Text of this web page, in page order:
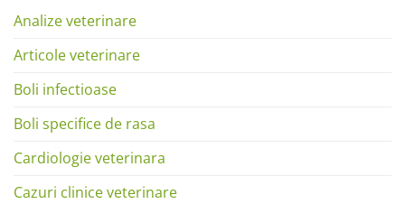
Analize veterinare
Articole veterinare
Boli infectioase
Boli specifice de rasa
Cardiologie veterinara
Cazuri clinice veterinare